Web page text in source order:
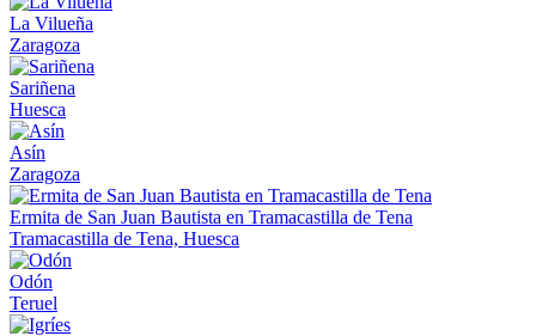
La Vilueña
Zaragoza
Sariñena
Huesca
Asín
Zaragoza
Ermita de San Juan Bautista en Tramacastilla de Tena
Tramacastilla de Tena, Huesca
Odón
Teruel